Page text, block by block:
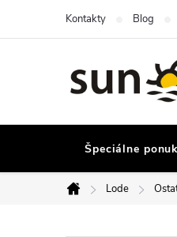
Kontakty Blog
Špeciálne
Domov
Lode